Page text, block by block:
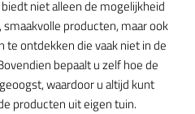
niet alleen de mogelijkheid
producten, maar ook
ontdekken die vaak niet in de
bepaalt u zelf hoe de
waardoor u altijd kunt
producten uit eigen tuin.